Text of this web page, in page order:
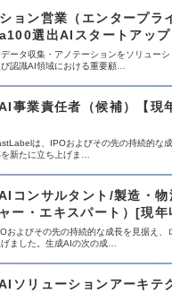
ョン営業（エンタープラ
選出AIスタートアップ
ータ収集・アノテーションをソリュー
認識AI領域における重要顧…
事業責任者（候補）【現
は、IPOおよびその先の持続的な
新たに立ち上げま…
コンサルタント/製造・物
ャー・エキスパート）[現
およびその先の持続的な成長を見据え、
ました。生成AIの次の成…
ソリューションアーキテ